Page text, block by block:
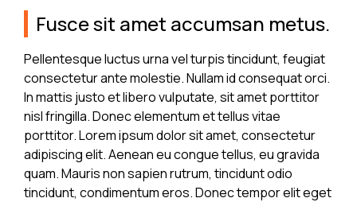
Fusce sit amet accumsan metus.
Pellentesque luctus urna vel turpis tincidunt, feugiat
consectetur ante molestie. Nullam id consequat orci.
In mattis justo et libero vulputate, sit amet porttitor
nisl fringilla. Donec elementum et tellus vitae
porttitor. Lorem ipsum dolor sit amet, consectetur
adipiscing elit. Aenean eu congue tellus, eu gravida
quam. Mauris non sapien rutrum, tincidunt odio
tincidunt, condimentum eros. Donec tempor elit eget